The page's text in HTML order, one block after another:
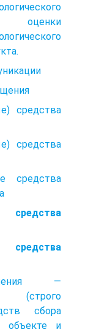
оценки
средства
средства
средства
—
(строго
сбора
объекте и